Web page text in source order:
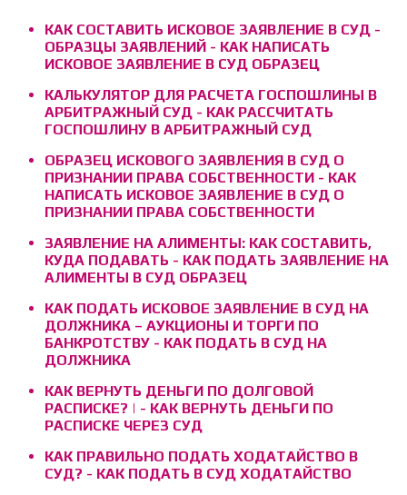
КАК СОСТАВИТЬ ИСКОВОЕ ЗАЯВЛЕНИЕ В СУД -
ОБРАЗЦЫ ЗАЯВЛЕНИЙ - КАК НАПИСАТЬ
ИСКОВОЕ ЗАЯВЛЕНИЕ В СУД ОБРАЗЕЦ
КАЛЬКУЛЯТОР ДЛЯ РАСЧЕТА ГОСПОШЛИНЫ В
АРБИТРАЖНЫЙ СУД - КАК РАССЧИТАТЬ
ГОСПОШЛИНУ В АРБИТРАЖНЫЙ СУД
ОБРАЗЕЦ ИСКОВОГО ЗАЯВЛЕНИЯ В СУД О
ПРИЗНАНИИ ПРАВА СОБСТВЕННОСТИ - КАК
НАПИСАТЬ ИСКОВОЕ ЗАЯВЛЕНИЕ В СУД О
ПРИЗНАНИИ ПРАВА СОБСТВЕННОСТИ
ЗАЯВЛЕНИЕ НА АЛИМЕНТЫ: КАК СОСТАВИТЬ,
КУДА ПОДАВАТЬ - КАК ПОДАТЬ ЗАЯВЛЕНИЕ НА
АЛИМЕНТЫ В СУД ОБРАЗЕЦ
КАК ПОДАТЬ ИСКОВОЕ ЗАЯВЛЕНИЕ В СУД НА
ДОЛЖНИКА – АУКЦИОНЫ И ТОРГИ ПО
БАНКРОТСТВУ - КАК ПОДАТЬ В СУД НА
ДОЛЖНИКА
КАК ВЕРНУТЬ ДЕНЬГИ ПО ДОЛГОВОЙ
РАСПИСКЕ? | - КАК ВЕРНУТЬ ДЕНЬГИ ПО
РАСПИСКЕ ЧЕРЕЗ СУД
КАК ПРАВИЛЬНО ПОДАТЬ ХОДАТАЙСТВО В
СУД? - КАК ПОДАТЬ В СУД ХОДАТАЙСТВО